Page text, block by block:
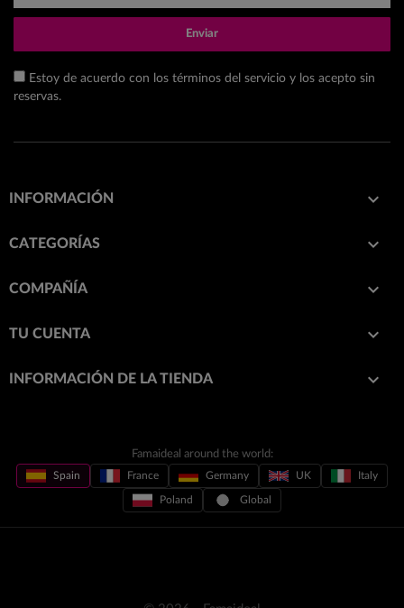
Enviar
Estoy de acuerdo con los términos del servicio y los acepto sin
reservas.
INFORMACIÓN 
CATEGORÍAS 
COMPAÑÍA 
TU CUENTA 
INFORMACIÓN DE LA TIENDA keyboard_arrow_down
Famaideal around the world:
Spain France Germany UK Italy
Poland Global